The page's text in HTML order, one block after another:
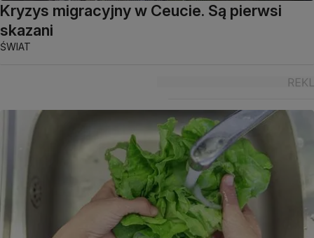
Kryzys migracyjny w Ceucie. Są pierwsi
skazani
ŚWIAT